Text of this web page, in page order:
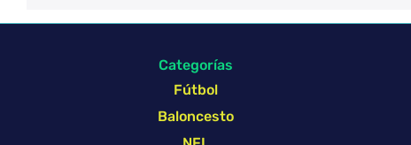
Categorías
Fútbol
Baloncesto